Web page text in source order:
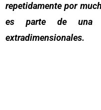
repetidamente por
es parte de una
extradimensionales.